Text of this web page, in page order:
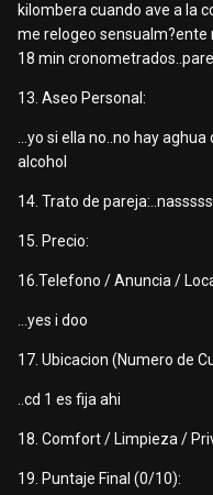
kilombera cuando ave a la
me relogeo sensualm?ente
18 min
13. Aseo Personal:
...yo si ella no..no hay
alcohol
14. Trato de
15. Precio:
16.Telefono / Anuncia /
...yes i doo
17. Ubicacion (Numero de
..cd 1 es fija ahi
18. Comfort / Limpieza /
19. Puntaje Final (0/10):